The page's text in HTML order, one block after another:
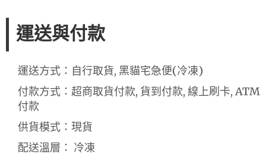
運送與付款
運送方式：自行取貨, 黑貓宅急便(冷凍)
付款方式：超商取貨付款, 貨到付款, 線上刷卡, ATM
付款
供貨模式：現貨
配送溫層： 冷凍